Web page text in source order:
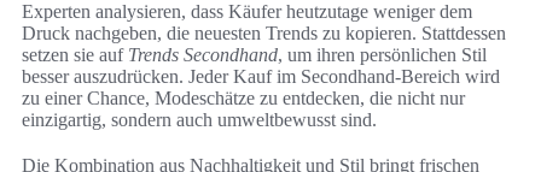
Experten analysieren, dass Käufer heutzutage weniger dem
Druck nachgeben, die neuesten Trends zu kopieren. Stattdessen
setzen sie auf Trends Secondhand, um ihren persönlichen Stil
besser auszudrücken. Jeder Kauf im Secondhand-Bereich wird
zu einer Chance, Modeschätze zu entdecken, die nicht nur
einzigartig, sondern auch umweltbewusst sind.
Die Kombination aus Nachhaltigkeit und Stil bringt frischen